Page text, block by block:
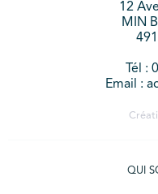
12
MIN
Tél :
Email :
QUI